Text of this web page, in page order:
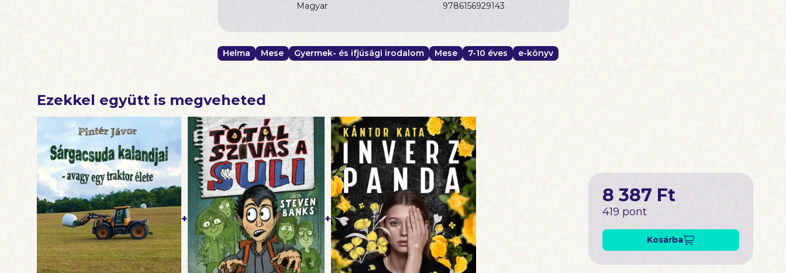
magyar
9786156929143
Helma Mese Gyermek- és ifjúsági irodalom Mese 7-10 éves e-könyv
Ezekkel együtt is megveheted
+ +
8 387 Ft
419 pont
Kosárba